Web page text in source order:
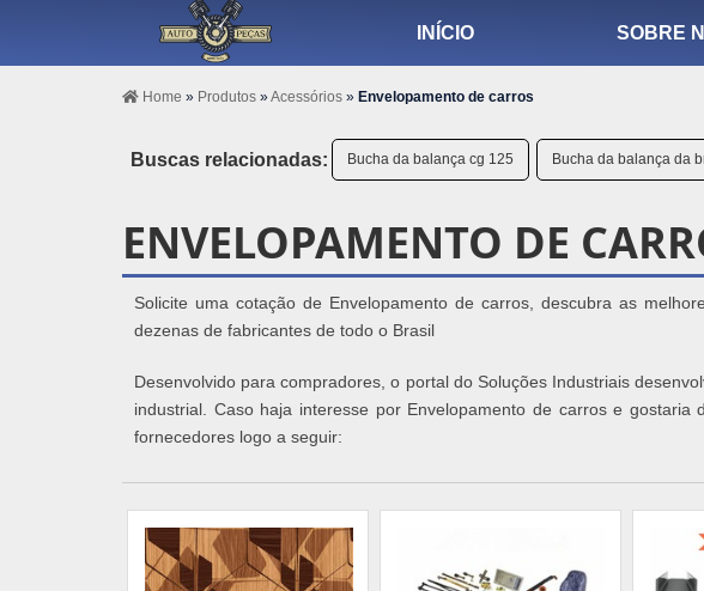
INÍCIO SOBRE
Home » Produtos »Acessórios » Envelopamento de carros
Buscas relacionadas: Bucha da balança cg 125 Bucha da balança da
ENVELOPAMENTO DE
Solicite uma cotação de Envelopamento de carros, descubra as
dezenas de fabricantes de todo o Brasil
Desenvolvido para compradores, o portal do Soluções Industriais
industrial. Caso haja interesse por Envelopamento de carros e
fornecedores logo a seguir: